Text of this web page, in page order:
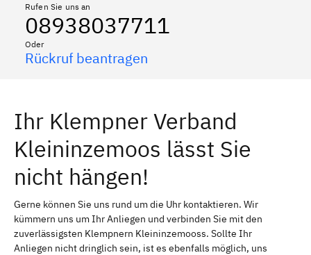
Rufen Sie uns an
08938037711
Oder
Rückruf beantragen
Ihr Klempner Verband
Kleininzemoos lässt Sie
nicht hängen!
Gerne können Sie uns rund um die Uhr kontaktieren. Wir
kümmern uns um Ihr Anliegen und verbinden Sie mit den
zuverlässigsten Klempnern Kleininzemooss. Sollte Ihr
Anliegen nicht dringlich sein, ist es ebenfalls möglich, uns